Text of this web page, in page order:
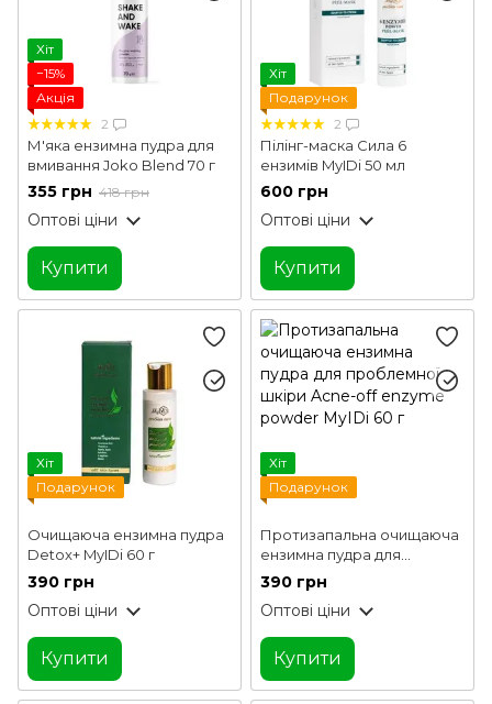
Хіт
−15%
Акція
2
М'яка ензимна пудра для
вмивання Joko Blend 70 г
355 грн 418 грн
Оптові ціни
Купити
Хіт
Подарунок
2
Пілінг-маска Сила 6
ензимів MyIDi 50 мл
600 грн
Оптові ціни
Купити
Хіт
Подарунок
Очищаюча ензимна пудра
Detox+ MyIDi 60 г
390 грн
Оптові ціни
Купити
Хіт
Подарунок
Протизапальна очищаюча
ензимна пудра для
проблемної шкіри Acne-off
enzyme powder MyIDi 60 г
390 грн
Оптові ціни
Купити